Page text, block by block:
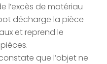
l’excès de matériau
décharge la pièce
et reprend le
que l’objet ne